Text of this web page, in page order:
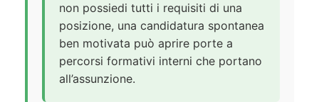
non possiedi tutti i requisiti di una
posizione, una candidatura spontanea
ben motivata può aprire porte a
percorsi formativi interni che portano
all’assunzione.